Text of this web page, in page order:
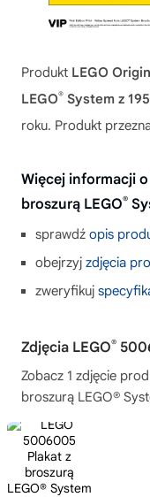
Produkt LEGO
LEGO® System z
roku. Produkt
Więcej informacji o
broszurą LEGO®
sprawdź opis
obejrzyj zdjęcia
zweryfikuj
Zdjęcia LEGO®
Zobacz 1 zdjęcie
broszurą LEGO®